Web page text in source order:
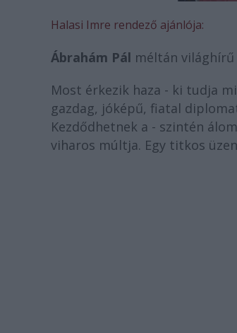
Halasi Imre rendező ajánlója:
Ábrahám Pál méltán
Most érkezik haza - ki tudja
gazdag, jóképű, fiatal
Kezdődhetnek a - szintén
viharos múltja. Egy titkos